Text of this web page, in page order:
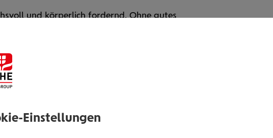
und körperlich fordernd. Ohne gutes
das kann zu Verletzungen am
Knie führen. Padel gilt als gelenk­
zu erlernen. Die Padel-Bälle sind nicht
deshalb niedriger. Padel steigert die
stabilisiert und die Belastung auf die
du Rücken­schmerzen keine Chance.
ins Spiel, was den Fun-Faktor steigert.
das Verletzungs­risiko ist geringer.
Einstellungen